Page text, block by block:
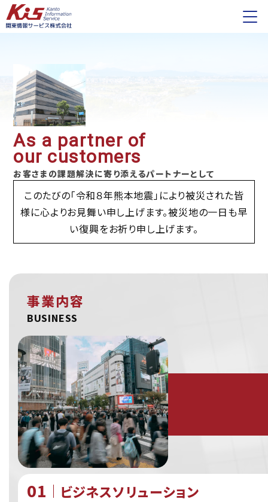
As a partner of
our customers
お客さまの課題解決に寄り添えるパートナーとして
このたびの「令和８年熊本地震」により被災された皆
様に心よりお見舞い申し上げます。被災地の一日も早
い復興をお祈り申し上げます。
事業内容
BUSINESS
ビジネスソリューション